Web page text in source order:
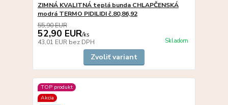
ZIMNÁ KVALITNÁ teplá bunda CHLAPČENSKÁ
modrá TERMO PIDILIDI č.80,86,92
55,90 EUR
52,90 EUR/ks
43,01 EUR bez DPH Skladom
Zvoliť variant
TOP produkt
Akcia